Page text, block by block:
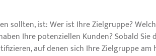
sollten, ist: Wer ist Ihre Zielgruppe?
Ihre potenziellen Kunden? Sobald Sie
auf denen sich Ihre Zielgruppe